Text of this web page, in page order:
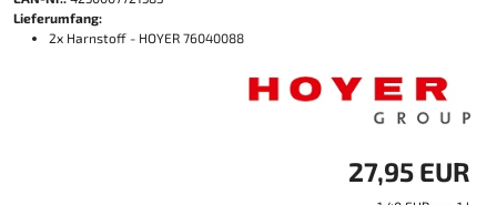
Lieferumfang:
2x Harnstoff - HOYER 76040088
27,95 EUR